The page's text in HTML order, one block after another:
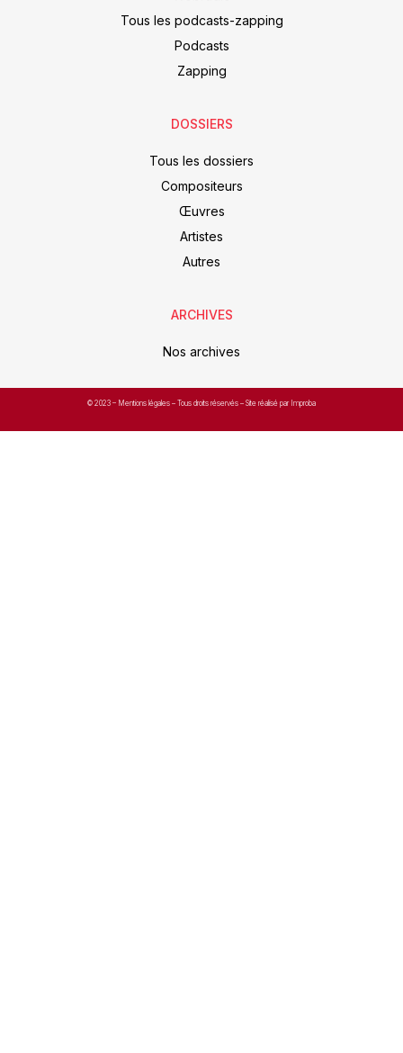
Tous les podcasts-zapping
Podcasts
Zapping
DOSSIERS
Tous les dossiers
Compositeurs
Œuvres
Artistes
Autres
ARCHIVES
Nos archives
© 2023 – Mentions légales – Tous droits réservés – Site réalisé par Improba